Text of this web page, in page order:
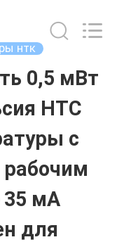
нтк
0,5 мВт
НТС
с
35 мА
для